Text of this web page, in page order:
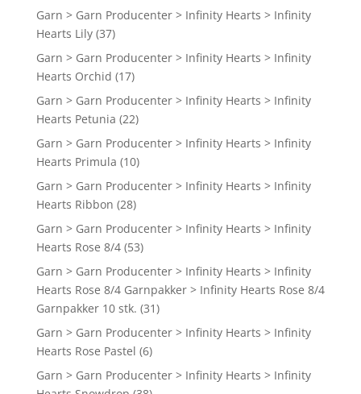
Garn > Garn Producenter > Infinity Hearts > Infinity
Hearts Lily (37)
Garn > Garn Producenter > Infinity Hearts > Infinity
Hearts Orchid (17)
Garn > Garn Producenter > Infinity Hearts > Infinity
Hearts Petunia (22)
Garn > Garn Producenter > Infinity Hearts > Infinity
Hearts Primula (10)
Garn > Garn Producenter > Infinity Hearts > Infinity
Hearts Ribbon (28)
Garn > Garn Producenter > Infinity Hearts > Infinity
Hearts Rose 8/4 (53)
Garn > Garn Producenter > Infinity Hearts > Infinity
Hearts Rose 8/4 Garnpakker > Infinity Hearts Rose 8/4
Garnpakker 10 stk. (31)
Garn > Garn Producenter > Infinity Hearts > Infinity
Hearts Rose Pastel (6)
Garn > Garn Producenter > Infinity Hearts > Infinity